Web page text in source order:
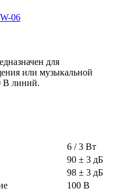
для
или музыкальной
В линий.
6 / 3 Вт
90 ± 3 дБ
98 ± 3 дБ
100 В